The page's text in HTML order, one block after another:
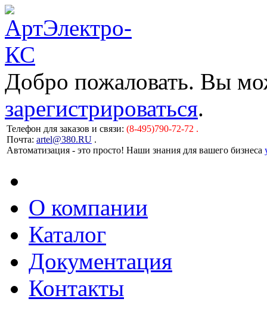
Добро пожаловать. Вы
зарегистрироваться.
Телефон для заказов и связи: (8-495)790-72-72 .
Почта: artel@380.RU .
Автоматизация - это просто! Наши знания для вашего бизнеса
О компании
Каталог
Документация
Контакты